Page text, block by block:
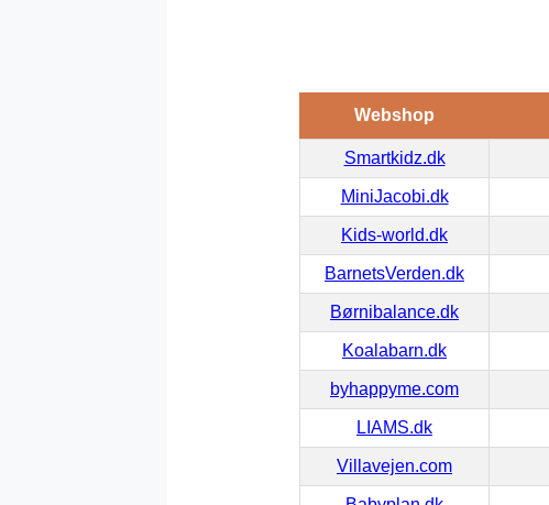
Webshop
Smartkidz.dk
MiniJacobi.dk
Kids-world.dk
BarnetsVerden.dk
Børnibalance.dk
Koalabarn.dk
byhappyme.com
LIAMS.dk
Villavejen.com